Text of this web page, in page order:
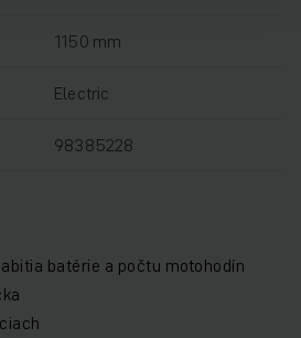
1150 mm
Electric
98385228
batérie a počtu motohodín